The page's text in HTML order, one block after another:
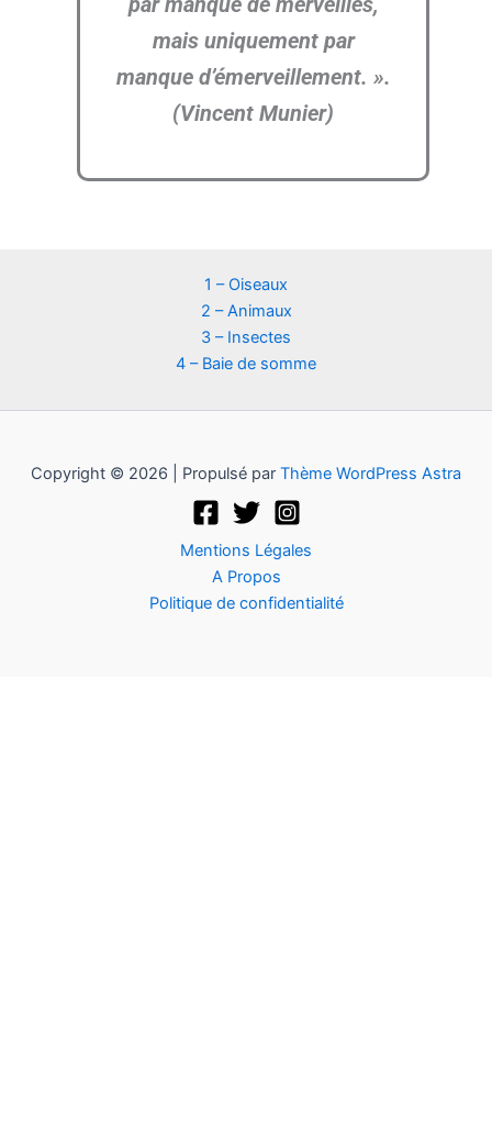
mais uniquement par
manque d’émerveillement. ».
(Vincent Munier)
1 – Oiseaux
2 – Animaux
3 – Insectes
4 – Baie de somme
Copyright © 2026 | Propulsé par Thème WordPress Astra
Mentions Légales
A Propos
Politique de confidentialité